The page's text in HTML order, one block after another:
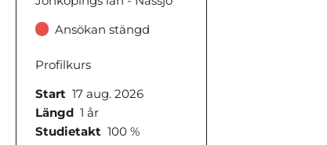
Ansökan stängd
Profilkurs
Start 17 aug. 2026
Längd 1 år
Studietakt 100 %